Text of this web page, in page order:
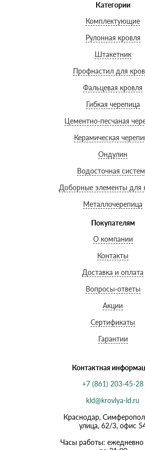
Категории
Комплектующие
Рулонная кровля
Штакетник
Профнастил для
Фальцевая кровля
Гибкая черепица
Цементно-песчаная
Керамическая
Ондулин
Водосточная
Доборные элементы для
Металлочерепица
Покупателям
О компании
Контакты
Доставка и оплата
Вопросы-ответы
Акции
Сертификаты
Гарантии
Контактная
+7 (861) 203-45-28
kld@krovlya-ld.ru
Краснодар,
улица, 62/3, офис
Часы работы: ежедневно